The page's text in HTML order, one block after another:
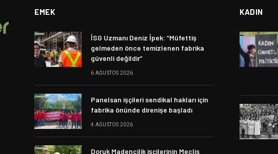
EMEK
İSG Uzmanı Deniz İpek: “Müfettiş
gelmeden önce temizlenen fabrika
güvenli değildir”
6 AĞUSTOS 2026
Panelsan işçileri sendikal hakları için
fabrika önünde direnişe başladı
4 AĞUSTOS 2026
Doruk Madencilik işçilerinin Meclis
KADIN